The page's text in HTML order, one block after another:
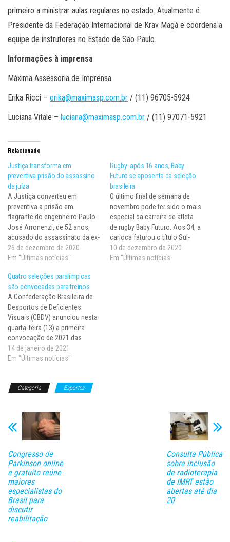
primeiro a ministrar aulas regulares no estado. Atualmente é
Presidente da Federação Internacional de Krav Magá e coordena a
equipe de instrutores no Estado de São Paulo.
Informações à imprensa
Máxima Assessoria de Imprensa
Erika Ricci – erika@maximasp.com.br / (11) 96705-5924
Luciana Vitale – luciana@maximasp.com.br / (11) 97071-5921
Relacionado
Justiça transforma em
preventiva prisão do assassino
da juíza
A Justiça converteu em
preventiva a prisão em
flagrante do engenheiro Paulo
José Arronenzi, de 52 anos,
acusado do assassinato da ex-
mulher, a juíza Viviane
Arronenzi, ontem à tarde (24),
casal. A audiência de custódia
terminou às 15h07 desta sexta-
feira (25). A decisão é…
26 de dezembro de 2020
Em "Últimas notícias"
Rugby: após 16 anos, Baby
Futuro se aposenta da seleção
brasileira
O último final de semana de
novembro pode ter sido o mais
especial da carreira de atleta
de rugby Baby Futuro. Aos 34, a
carioca faturou o título Sul-
Americano no Uruguai e vestiu
pela última vez a camisa da
10 de dezembro de 2020
Em "Últimas notícias"
Quatro seleções paralímpicas
são convocadas para treinos
A Confederação Brasileira de
Desportos de Deficientes
Visuais (CBDV) anunciou nesta
quarta-feira (13) a primeira
convocação de 2021 das
seleções de duas modalidades
coletivas já garantidas nos
naipes masculino e feminino.
14 de janeiro de 2021
Em "Últimas notícias"
Categoria Esportes
Congresso de
Parkinson online
e gratuito reúne
maiores
especialistas do
Brasil para
discutir
reabilitação
Consulta Pública
sobre inclusão
de radioterapia
de IMRT estão
abertas até dia
20